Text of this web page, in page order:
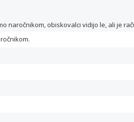
naročnikom, obiskovalci vidijo le, ali je